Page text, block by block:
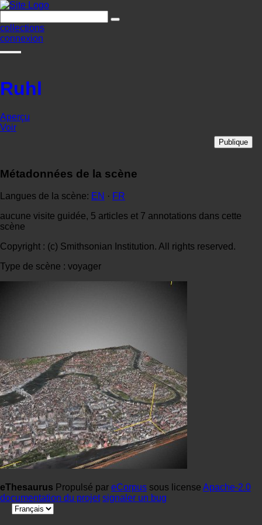
collections
connexion
Ruhl
Aperçu
Voir
Publique
Métadonnées de la scène
Langues de la scène: EN · FR
aucune visite guidée, 5 articles et 7 annotations dans cette
scène
Copyright : (c) Smithsonian Institution. All rights reserved.
Type de scène : voyager
eThesaurus Propulsé par eCorpus sous license Apache-2.0
documentation du projet signaler un bug